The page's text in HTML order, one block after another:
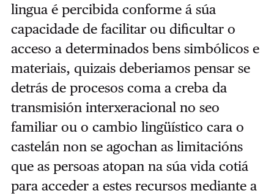
lingua é percibida conforme á súa
capacidade de facilitar ou dificultar o
acceso a determinados bens simbólicos e
materiais, quizais deberiamos pensar se
detrás de procesos coma a creba da
transmisión interxeracional no seo
familiar ou o cambio lingüístico cara o
castelán non se agochan as limitacións
que as persoas atopan na súa vida cotiá
para acceder a estes recursos mediante a